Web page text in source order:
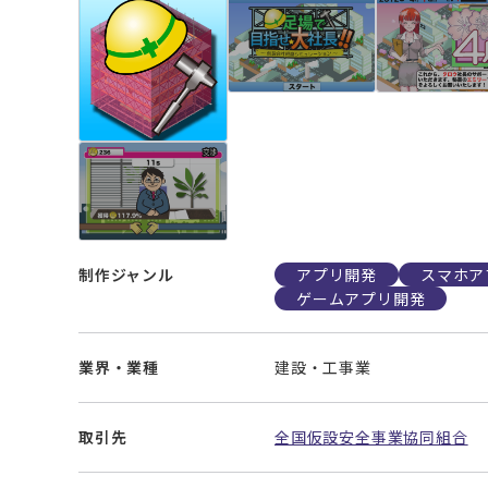
制作ジャンル アプリ開発
スマホ
ゲームアプリ開発
業界・業種 建設・工事業
取引先 全国仮設安全事業協同組合